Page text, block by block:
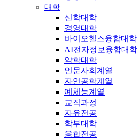
대학
신학대학
경영대학
바이오헬스융합대학
AI전자정보융합대학
약학대학
인문사회계열
자연공학계열
예체능계열
교직과정
자유전공
학부대학
융합전공